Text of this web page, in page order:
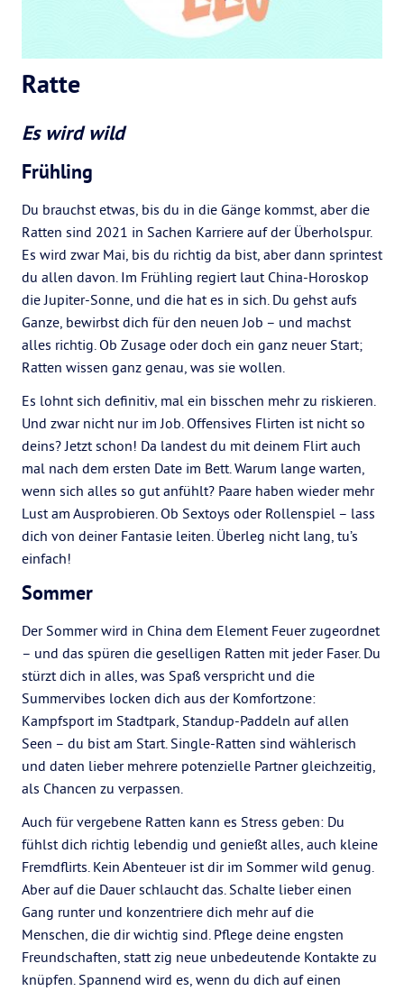
Ratte
Es wird wild
Frühling
Du brauchst etwas, bis du in die Gänge kommst, aber die
Ratten sind 2021 in Sachen Karriere auf der Überholspur.
Es wird zwar Mai, bis du richtig da bist, aber dann sprintest
du allen davon. Im Frühling regiert laut China-Horoskop
die Jupiter-Sonne, und die hat es in sich. Du gehst aufs
Ganze, bewirbst dich für den neuen Job – und machst
alles richtig. Ob Zusage oder doch ein ganz neuer Start;
Ratten wissen ganz genau, was sie wollen.
Es lohnt sich definitiv, mal ein bisschen mehr zu riskieren.
Und zwar nicht nur im Job. Offensives Flirten ist nicht so
deins? Jetzt schon! Da landest du mit deinem Flirt auch
mal nach dem ersten Date im Bett. Warum lange warten,
wenn sich alles so gut anfühlt? Paare haben wieder mehr
Lust am Ausprobieren. Ob Sextoys oder Rollenspiel – lass
dich von deiner Fantasie leiten. Überleg nicht lang, tu’s
einfach!
Sommer
Der Sommer wird in China dem Element Feuer zugeordnet
– und das spüren die geselligen Ratten mit jeder Faser. Du
stürzt dich in alles, was Spaß verspricht und die
Summervibes locken dich aus der Komfortzone:
Kampfsport im Stadtpark, Standup-Paddeln auf allen
Seen – du bist am Start. Single-Ratten sind wählerisch
und daten lieber mehrere potenzielle Partner gleichzeitig,
als Chancen zu verpassen.
Auch für vergebene Ratten kann es Stress geben: Du
fühlst dich richtig lebendig und genießt alles, auch kleine
Fremdflirts. Kein Abenteuer ist dir im Sommer wild genug.
Aber auf die Dauer schlaucht das. Schalte lieber einen
Gang runter und konzentriere dich mehr auf die
Menschen, die dir wichtig sind. Pflege deine engsten
Freundschaften, statt zig neue unbedeutende Kontakte zu
knüpfen. Spannend wird es, wenn du dich auf einen